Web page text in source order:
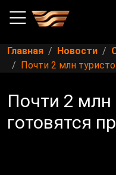
Главная Новости
Почти 2 млн
Почти 2 млн
готовятся